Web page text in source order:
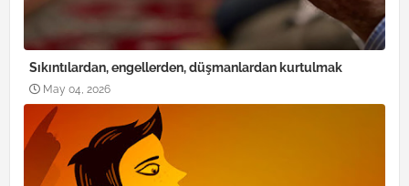
Sıkıntılardan, engellerden, düşmanlardan kurtulmak
May 04, 2026